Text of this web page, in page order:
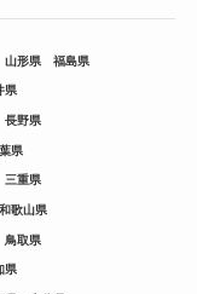
山形県 福島県
県
長野県
県
三重県
和歌山県
鳥取県
県